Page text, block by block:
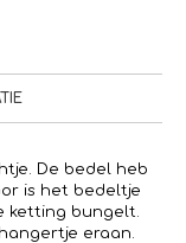
De bedel heb
is het bedeltje
ketting bungelt.
eraan.